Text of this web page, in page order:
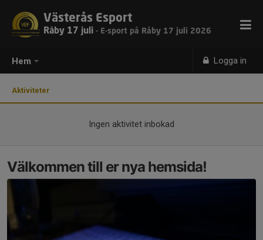
Hem Logga in
Västerås Esport
Råby 17 juli - E-sport på Råby 17 juli 2026
Aktiviteter
Ingen aktivitet inbokad
Välkommen till er nya hemsida!